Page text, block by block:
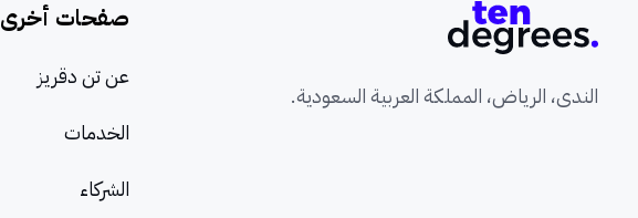
الندى، الرياض، المملكة العربية السعودية.
صفحات أخرى
عن تن دقريز
الخدمات
الشركاء